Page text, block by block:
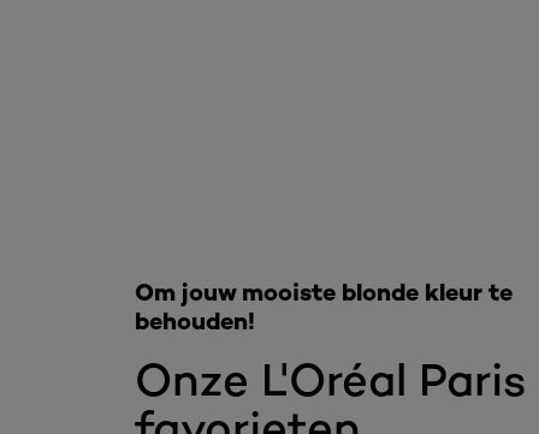
Onze L'Oréal Paris
Om jouw mooiste blonde kleur te
behouden!